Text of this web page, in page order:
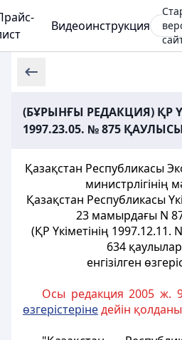
Видеоинструкция
(БҰРЫНҒЫ РЕДАКЦИЯ) ҚР
1997.23.05. № 875 ҚАУЛЫСЫ
Қазақстан Республикасы
министрлiгiнiң
Қазақстан Республикасы
23 мамырдағы N
(ҚР Үкiметiнiң 1997.12.11.
634
енгізілген
Осы редакция 2005 ж. 9
өзгерістерінедейін